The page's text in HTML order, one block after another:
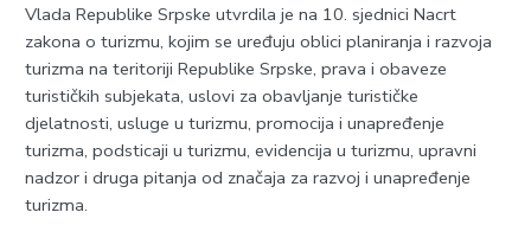
Vlada Republike Srpske utvrdila je na 10. sjednici Nacrt
zakona o turizmu, kojim se uređuju oblici planiranja i razvoja
turizma na teritoriji Republike Srpske, prava i obaveze
turističkih subjekata, uslovi za obavljanje turističke
djelatnosti, usluge u turizmu, promocija i unapređenje
turizma, podsticaji u turizmu, evidencija u turizmu, upravni
nadzor i druga pitanja od značaja za razvoj i unapređenje
turizma.